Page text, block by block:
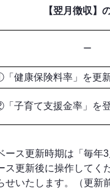
【翌月徴収】
ー
健康保険料率」を更
子育て支援金率」を
ス更新時期は「毎年
ス更新後に操作してく
せいたします。（更新